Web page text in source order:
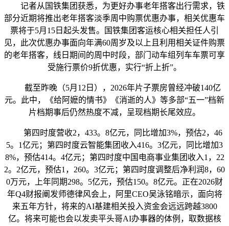
记者从国铁集团获悉，为更好办事老年搭客出行需求，铁
部分近期将推出老年搭客淡季周中购票优惠办事，相关优惠车
票将于5月15日起头发售。国铁集团客运核心相关担任人引
见，此次优惠办事面向年满60周岁及以上且利用相关证件购票
的老年搭客，线日期间的周中时段，部门动车组列车车票可享
受施行票价9折优惠，实行“折上折”。
截至昨晚（5月12日），2026年片子票房曾经冲破140亿
元。此中，《给阿嬷的情书》《消逝的人》等多部“五一”档新
片档期事后仍然热度不减，呈现档期长尾效应。
第四时度营收2，433。8亿元，同比增加3%，预估2，46
5。1亿元；第四时度云智能集团收入416。3亿元，同比增加3
8%，预估414。4亿元；第四时度中国电商事业集团收入1，22
2。2亿元，预估1，260。3亿元；第四时度调整后净利润8，60
0万元，上年同期298。5亿元，预估150。8亿元。正在2026财
年Q4财报阐发师德律风会上，阿里CEO吴泳铭暗示，面向将
来五年方针，将来的AI基建相关投入资金会远远跨越3800
亿。将来可能也会以发卖平头哥AI办事器的体例，取数据核